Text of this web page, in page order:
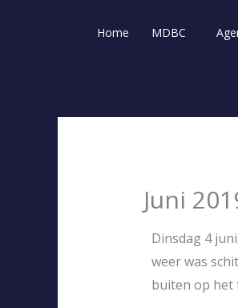
Home MDBC
Juni
Dinsdag 4
weer was
buiten op het